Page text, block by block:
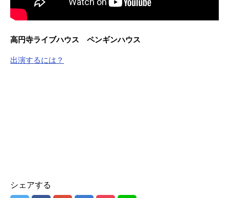
高円寺ライブハウス ペンギンハウス
出演するには？
シェアする